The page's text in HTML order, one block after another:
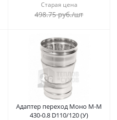
Старая цена
498.75руб./шт
Адаптер переход Моно М-М
430-0.8 D110/120 (У)